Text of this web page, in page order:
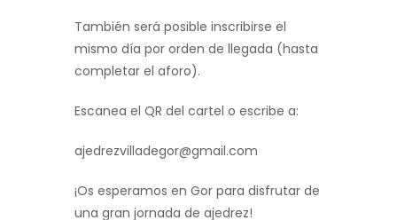
También será posible inscribirse el
mismo día por orden de llegada (hasta
completar el aforo).
Escanea el QR del cartel o escribe a:
ajedrezvilladegor@gmail.com
¡Os esperamos en Gor para disfrutar de
una gran jornada de ajedrez!